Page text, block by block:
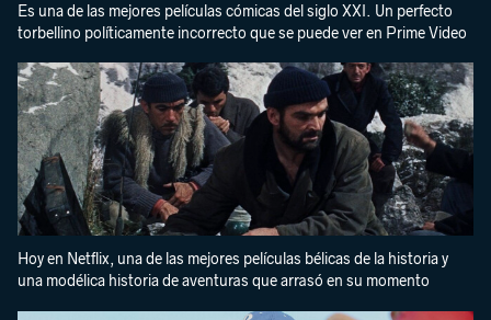
Es una de las mejores películas cómicas del siglo XXI. Un perfecto
torbellino políticamente incorrecto que se puede ver en Prime Video
Hoy en Netflix, una de las mejores películas bélicas de la historia y
una modélica historia de aventuras que arrasó en su momento